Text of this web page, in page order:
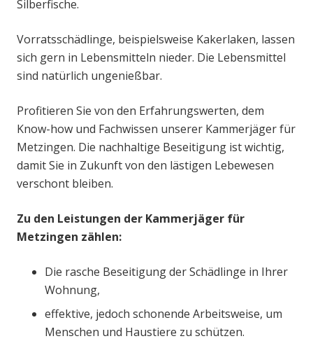
Silberfische.
Vorratsschädlinge, beispielsweise Kakerlaken, lassen
sich gern in Lebensmitteln nieder. Die Lebensmittel
sind natürlich ungenießbar.
Profitieren Sie von den Erfahrungswerten, dem
Know-how und Fachwissen unserer Kammerjäger für
Metzingen. Die nachhaltige Beseitigung ist wichtig,
damit Sie in Zukunft von den lästigen Lebewesen
verschont bleiben.
Zu den Leistungen der Kammerjäger für
Metzingen zählen:
Die rasche Beseitigung der Schädlinge in Ihrer
Wohnung,
effektive, jedoch schonende Arbeitsweise, um
Menschen und Haustiere zu schützen.